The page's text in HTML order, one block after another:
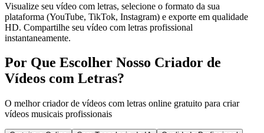
Visualize seu vídeo com letras, selecione o formato da sua
plataforma (YouTube, TikTok, Instagram) e exporte em qualidade
HD. Compartilhe seu vídeo com letras profissional
instantaneamente.
Por Que Escolher Nosso Criador de
Vídeos com Letras?
O melhor criador de vídeos com letras online gratuito para criar
vídeos musicais profissionais